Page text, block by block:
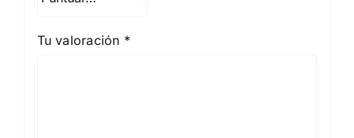
Tu valoración *